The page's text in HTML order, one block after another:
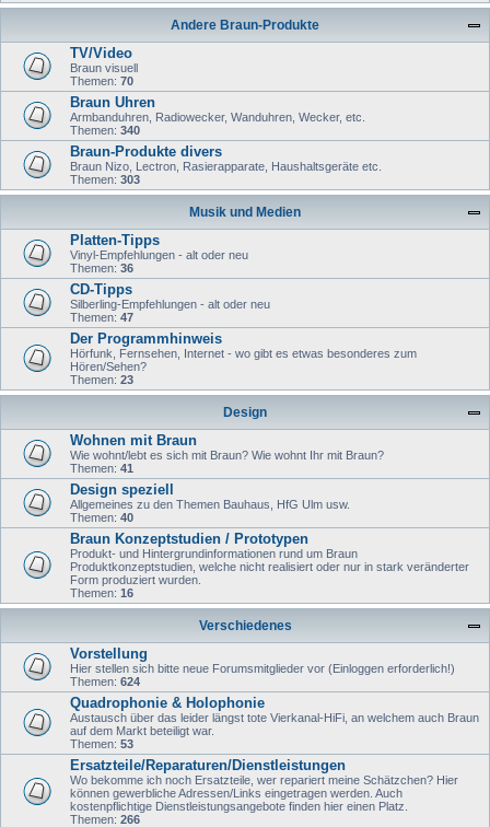
Andere Braun-Produkte
TV/Video
Braun visuell
Themen: 70
Braun Uhren
Armbanduhren, Radiowecker, Wanduhren, Wecker, etc.
Themen: 340
Braun-Produkte divers
Braun Nizo, Lectron, Rasierapparate, Haushaltsgeräte etc.
Themen: 303
Musik und Medien
Platten-Tipps
Vinyl-Empfehlungen - alt oder neu
Themen: 36
CD-Tipps
Silberling-Empfehlungen - alt oder neu
Themen: 47
Der Programmhinweis
Hörfunk, Fernsehen, Internet - wo gibt es etwas besonderes zum
Hören/Sehen?
Themen: 23
Design
Wohnen mit Braun
Wie wohnt/lebt es sich mit Braun? Wie wohnt Ihr mit Braun?
Themen: 41
Design speziell
Allgemeines zu den Themen Bauhaus, HfG Ulm usw.
Themen: 40
Braun Konzeptstudien / Prototypen
Produkt- und Hintergrundinformationen rund um Braun
Produktkonzeptstudien, welche nicht realisiert oder nur in stark veränderter
Form produziert wurden.
Themen: 16
Verschiedenes
Vorstellung
Hier stellen sich bitte neue Forumsmitglieder vor (Einloggen erforderlich!)
Themen: 624
Quadrophonie & Holophonie
Austausch über das leider längst tote Vierkanal-HiFi, an welchem auch Braun
auf dem Markt beteiligt war.
Themen: 53
Ersatzteile/Reparaturen/Dienstleistungen
Wo bekomme ich noch Ersatzteile, wer repariert meine Schätzchen? Hier
können gewerbliche Adressen/Links eingetragen werden. Auch
kostenpflichtige Dienstleistungsangebote finden hier einen Platz.
Themen: 266